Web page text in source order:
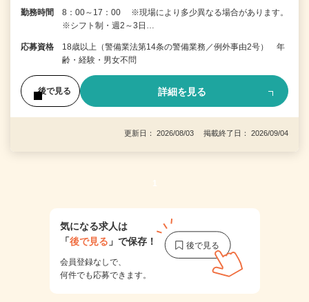
勤務時間
8：00～17：00 ※現場により多少異なる場合があります。
※シフト制・週2～3日…
応募資格
18歳以上（警備業法第14条の警備業務／例外事由2号） 年
齢・経験・男女不問
後で見る 詳細を見る
更新日： 2026/08/03 掲載終了日： 2026/09/04
1
気になる求人は
「後で見る 」で保存！
会員登録なしで、
何件でも応募できます。